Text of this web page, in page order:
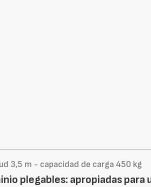
3,5 m - capacidad de carga 450 kg
plegables: apropiadas